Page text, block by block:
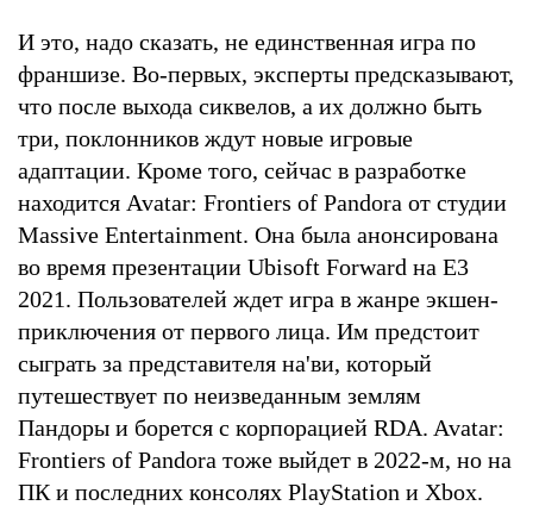
И это, надо сказать, не единственная игра по
франшизе. Во-первых, эксперты предсказывают,
что после выхода сиквелов, а их должно быть
три, поклонников ждут новые игровые
адаптации. Кроме того, сейчас в разработке
находится Avatar: Frontiers of Pandora от студии
Massive Entertainment. Она была анонсирована
во время презентации Ubisoft Forward на E3
2021. Пользователей ждет игра в жанре экшен-
приключения от первого лица. Им предстоит
сыграть за представителя на'ви, который
путешествует по неизведанным землям
Пандоры и борется с корпорацией RDA. Avatar:
Frontiers of Pandora тоже выйдет в 2022-м, но на
ПК и последних консолях PlayStation и Xbox.